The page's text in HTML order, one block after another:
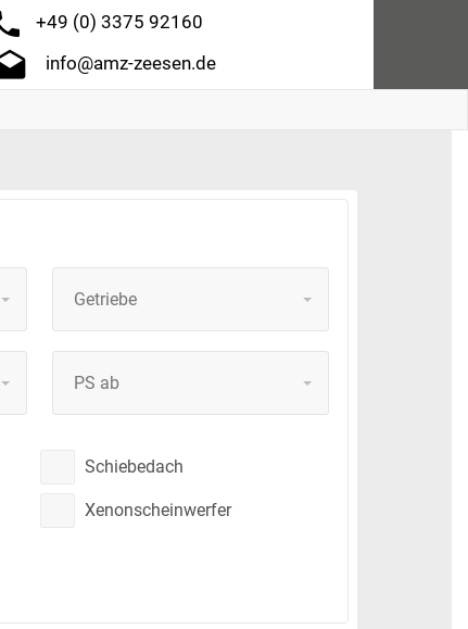
+49 (0) 3375 92160
info@amz-zeesen.de
Getriebe
PS ab
Schiebedach
Xenonscheinwerfer